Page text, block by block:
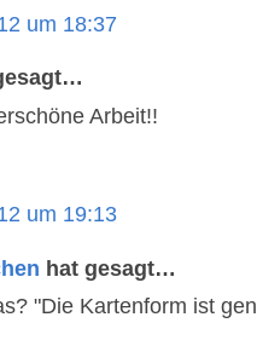
um 18:37
Arbeit!!
um 19:13
hat gesagt…
"Die Kartenform ist